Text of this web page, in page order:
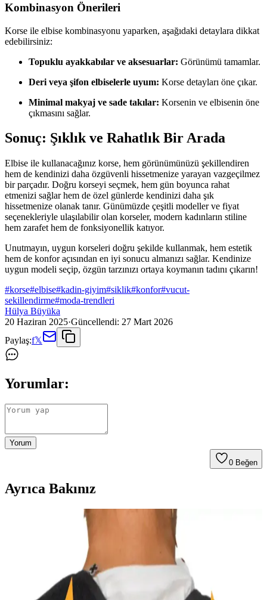
Kombinasyon Önerileri
Korse ile elbise kombinasyonu yaparken, aşağıdaki detaylara dikkat
edebilirsiniz:
Topuklu ayakkabılar ve aksesuarlar: Görünümü tamamlar.
Deri veya şifon elbiselerle uyum: Korse detayları öne çıkar.
Minimal makyaj ve sade takılar: Korsenin ve elbisenin öne
çıkmasını sağlar.
Sonuç: Şıklık ve Rahatlık Bir Arada
Elbise ile kullanacağınız korse, hem görünümünüzü şekillendiren
hem de kendinizi daha özgüvenli hissetmenize yarayan vazgeçilmez
bir parçadır. Doğru korseyi seçmek, hem gün boyunca rahat
etmenizi sağlar hem de özel günlerde kendinizi daha şık
hissetmenize olanak tanır. Günümüzde çeşitli modeller ve fiyat
seçenekleriyle ulaşılabilir olan korseler, modern kadınların stiline
hem zarafet hem de fonksiyonellik katıyor.
Unutmayın, uygun korseleri doğru şekilde kullanmak, hem estetik
hem de konfor açısından en iyi sonucu almanızı sağlar. Kendinize
uygun modeli seçip, özgün tarzınızı ortaya koymanın tadını çıkarın!
#korse#elbise#kadin-giyim#siklik#konfor#vucut-
sekillendirme#moda-trendleri
Hülya Büyüka
20 Haziran 2025·Güncellendi: 27 Mart 2026
Paylaş:f𝕏
Yorumlar:
Yorum
0 Beğen
Ayrıca Bakınız
MİSTİRİK Buturo Model Alt Karın Etkili Büyük
Beden Korse İncelemesi ve Kullanıcı Yorumları
MİSTİRİK markasının büyük beden korse modeli, alt karın
bölgesini etkili şekilde toparlar, rahat ve dayanıklı yapısıyla günlük
kullanım için idealdir. Sürdürülebilir özellikleriyle de öne çıkar.